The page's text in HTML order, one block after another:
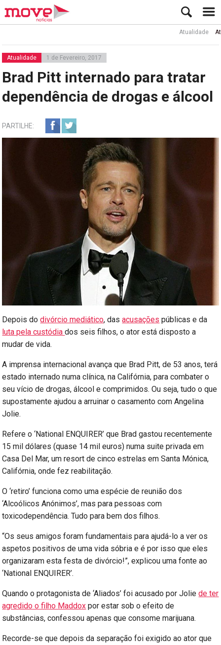
Atualidade Ator
Atualidade 1 de Fevereiro, 2017
Brad Pitt internado para tratar
dependência de drogas e álcool
PARTILHE:
Depois dodivórcio mediático, dasacusações públicas e da
luta pela custódiados seis filhos, o ator está disposto a
mudar de vida.
A imprensa internacional avança que Brad Pitt, de 53 anos, terá
estado internado numa clínica, na Califórnia, para combater o
seu vício de drogas, álcool e comprimidos. Ou seja, tudo o que
supostamente ajudou a arruinar o casamento com Angelina
Jolie.
Refere o ‘National ENQUIRER’ que Brad gastou recentemente
15 mil dólares (quase 14 mil euros) numa suite privada em
Casa Del Mar, um resort de cinco estrelas em Santa Mónica,
Califórnia, onde fez reabilitação.
O ‘retiro’ funciona como uma espécie de reunião dos
‘Alcoólicos Anónimos’, mas para pessoas com
toxicodependência. Tudo para bem dos filhos.
“Os seus amigos foram fundamentais para ajudá-lo a ver os
aspetos positivos de uma vida sóbria e é por isso que eles
organizaram esta festa de divórcio!”, explicou uma fonte ao
‘National ENQUIRER’.
Quando o protagonista de ‘Aliados’ foi acusado por Joliede ter
agredido o filho Maddox por estar sob o efeito de
substâncias, confessou apenas que consome marijuana.
Recorde-se que depois da separação foi exigido ao ator que